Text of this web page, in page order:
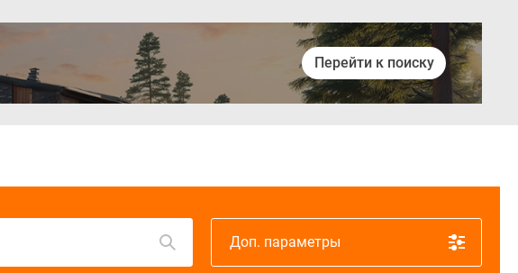
Перейти к поиску
Доп. параметры